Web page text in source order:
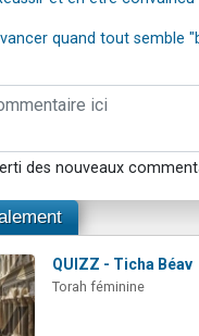
quand tout semble
des nouveaux
QUIZZ - Ticha Béav
Torah féminine